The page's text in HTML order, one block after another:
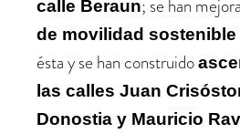
calle Beraun; se han
de movilidad
ésta y se han construido
las calles Juan
Donostia y Mauricio